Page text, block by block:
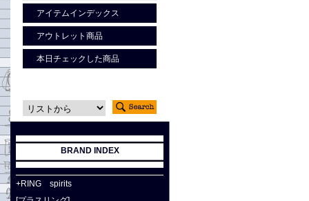
アイテムインデックス
アウトレット商品
本日チェックした商品
BRAND INDEX
+RING spirits